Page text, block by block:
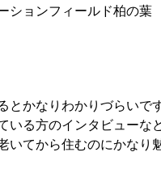
ションフィールド柏の葉
とかなりわかりづらいで
いる方のインタビューな
いてから住むのにかなり